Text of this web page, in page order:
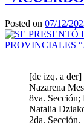
Posted on 07/12/
[de izq. a
Nazarena
8va.
Natalia
2da. Sección.